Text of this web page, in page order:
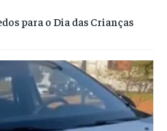
para o Dia das Crianças